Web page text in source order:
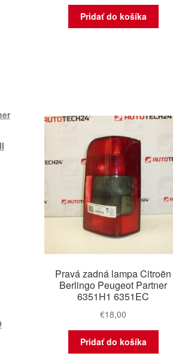
Pridať do košíka
Pravá zadná lampa Citroën
Berlingo Peugeot Partner
6351H1 6351EC
€18,00
Pridať do košíka